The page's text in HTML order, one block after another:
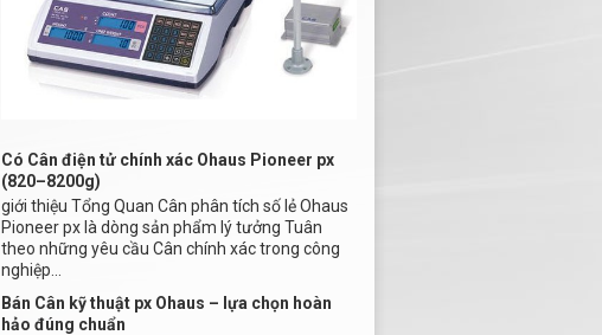
Có Cân điện tử chính xác Ohaus Pioneer px
(820–8200g)
giới thiệu Tổng Quan Cân phân tích số lẻ Ohaus
Pioneer px là dòng sản phẩm lý tưởng Tuân
theo những yêu cầu Cân chính xác trong công
nghiệp...
Bán Cân kỹ thuật px Ohaus – lựa chọn hoàn
hảo đúng chuẩn